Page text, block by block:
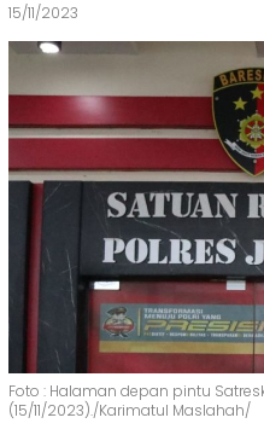
15/11/2023
Foto : Halaman depan pintu
(15/11/2023)./Karimatul Maslahah/